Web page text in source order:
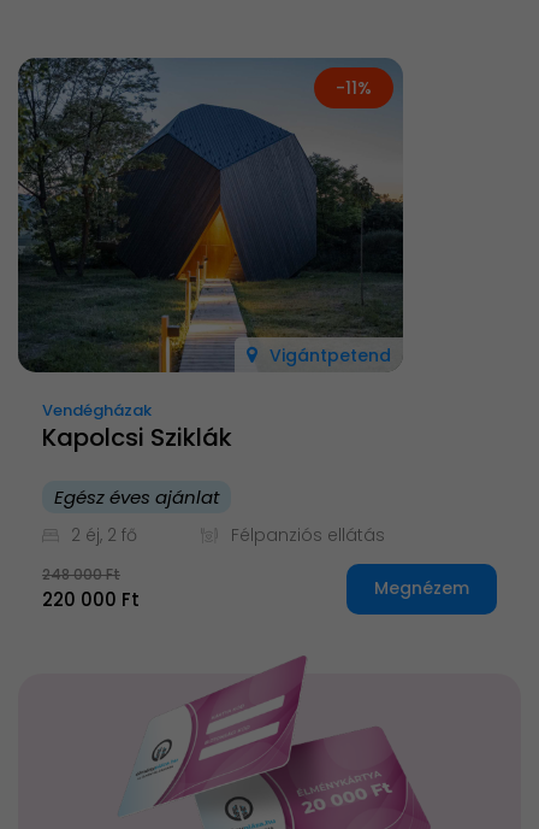
-11%
Vigántpetend
Vendégházak
Kapolcsi Sziklák
Egész éves ajánlat
2 éj, 2 fő Félpanziós ellátás
248 000 Ft
220 000 Ft Megnézem